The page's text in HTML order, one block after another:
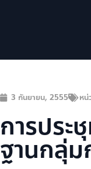
3 กันยายน, 2555 หน่
การประ
ฐานกลุ่ม